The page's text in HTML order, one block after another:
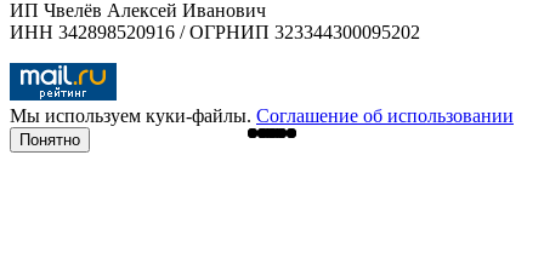
ИП Чвелёв Алексей Иванович
ИНН 342898520916 / ОГРНИП 323344300095202
Мы используем куки-файлы. Соглашение об использовании
Понятно